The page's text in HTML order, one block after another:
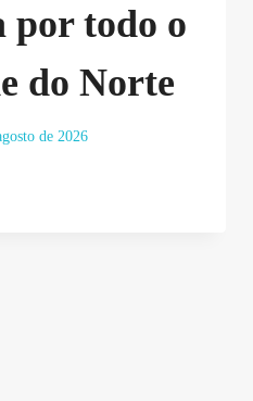
por todo o
do Norte
de 2026